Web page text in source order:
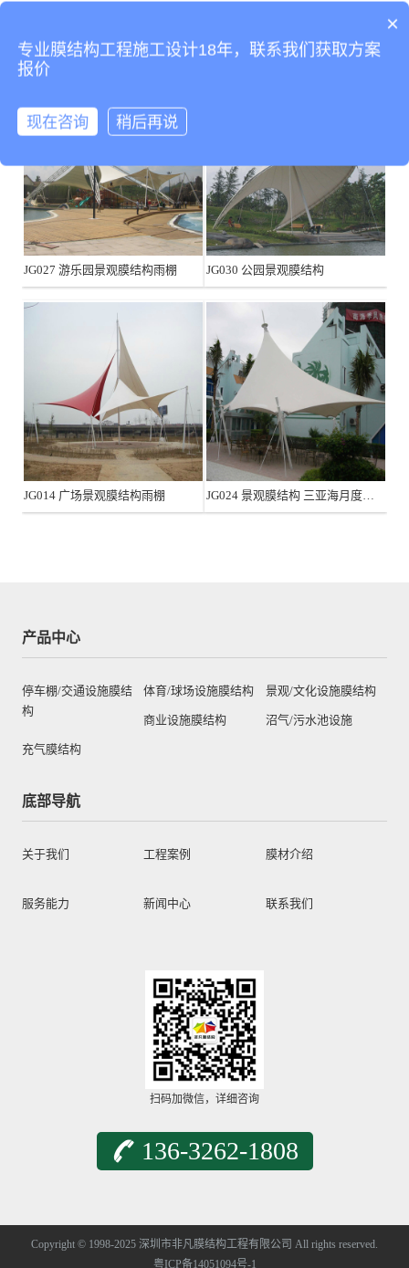
相关产品
JG027 游乐园景观膜结构雨棚 JG030 公园景观膜结构
JG014 广场景观膜结构雨棚
产品中心
停车棚/交通设施膜结
构
体育/球场设施膜结构 景观/文化设施膜结构
商业设施膜结构 沼气/污水池设施
充气膜结构
底部导航
关于我们 工程案例 膜材介绍
服务能力 新闻中心 联系我们
扫码加微信，详细咨询
136-3262-1808
Copyright © 1998-2025 深圳市非凡膜结构工程有限公司 All rights reserved.
粤ICP备14051094号-1
×
专业膜结构工程施工设计18年，联系我们获取方案
报价
现在咨询 稍后再说